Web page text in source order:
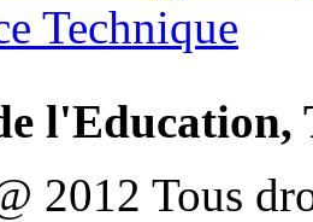
Technique
l'Education,
2012 Tous